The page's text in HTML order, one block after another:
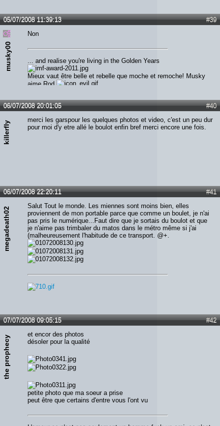
#39
05/07/2008 11:39:13
musky00
Non
... and realise you're living in the Golden Years
Mieux vaut être belle et rebelle que moche et remoche! Musky
aime Rod
#40
06/07/2008 20:01:05
killerfly
merci les garspour les quelques photos et video, c'est un peu dur
pour moi d'y etre allé le boulot enfin bref merci encore une fois.
#41
06/07/2008 22:20:11
megadeath02
Salut Tout le monde. Les miennes sont moins bien, elles
proviennent de mon portable parce que comme un boulet, je n'ai
pas pris le numérique...Faut dire que je sortais du boulot et que
je n'aime pas trimbaler du matos dans le métro même si j'ai
(malheureusement l'habitude de ce transport. @+.
#42
07/07/2008 09:05:15
the prophecy
et encor des photos
désoler pour la qualité
petite photo que ma soeur a prise
peut être que certains d'entre vous l'ont vu